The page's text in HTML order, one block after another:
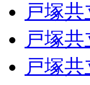
戸塚
戸塚
戸塚